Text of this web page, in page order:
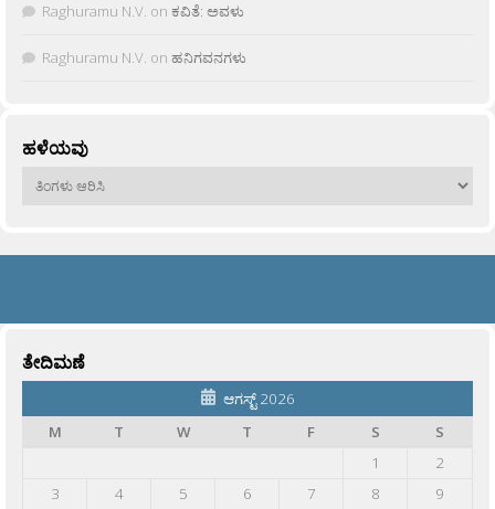
Raghuramu N.V. on ಕವಿತೆ: ಅವಳು
Raghuramu N.V. on ಹನಿಗವನಗಳು
ಹಳೆಯವು
ಹಳೆಯವು
ತೇದಿಮಣೆ
ಆಗಸ್ಟ್ 2026
M
T W T F S
S
1
2
3
4 5 6 7 8
9